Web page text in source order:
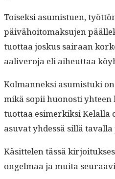
Toisek­si asum­istuen,
päivähoit­o­mak­su­jen
tuot­taa joskus sairaan
aaliv­ero­ja eli aiheut­taa
Kol­man­nek­si asum­is­tu­ki
mikä sopii huonos­ti yhteen
tuot­taa esimerkik­si Kelal­la
asu­vat yhdessä sil­lä
Käsit­te­len tässä
ongel­maa ja mui­ta